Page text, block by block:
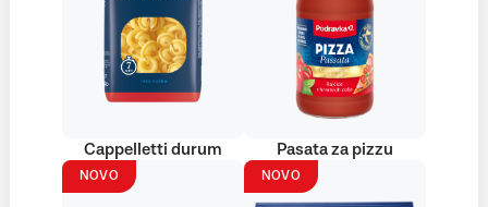
Cappelletti durum Pasata za pizzu
NOVO NOVO